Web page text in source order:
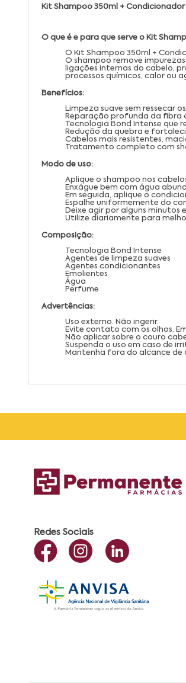
Kit Shampoo 350ml +
O que é e para que serve o Kit
O Kit Shampoo 350ml +
O shampoo remove
ligações internas do cabelo,
processos químicos, calor ou
Benefícios:
Limpeza suave sem ressecar
Reparação profunda da fibra
Tecnologia Bond Intense que
Redução da quebra e
Cabelos mais resistentes,
Tratamento completo com
Modo de uso:
Aplique o shampoo nos
Enxágue bem com água
Em seguida, aplique o
Espalhe uniformemente do
Deixe agir por alguns minutos
Utilize diariamente para
Composição:
Tecnologia Bond Intense
Agentes de limpeza suaves
Agentes condicionantes
Emolientes
Água
Perfume
Advertências:
Uso externo. Não ingerir.
Evite contato com os olhos.
Não aplicar sobre o couro
Suspenda o uso em caso de
Mantenha fora do alcance de
Redes Sociais